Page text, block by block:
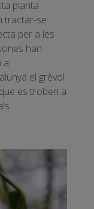
planta
tractar-se
per a les
han
a
el grèvol
es troben a